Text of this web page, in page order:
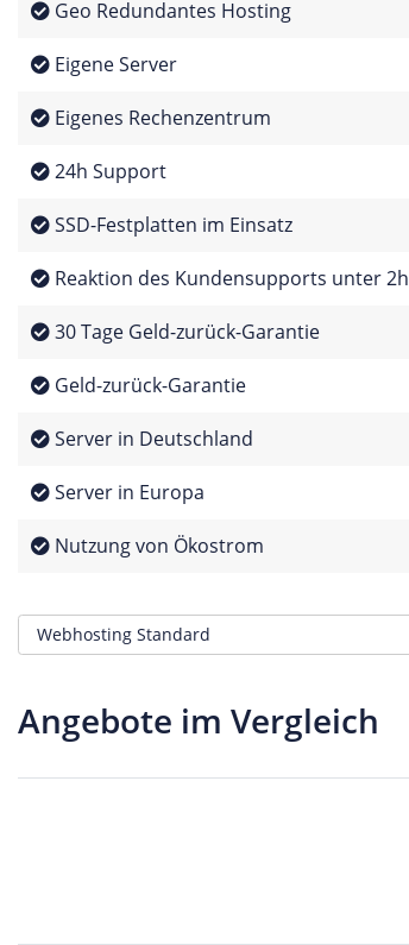
Geo Redundantes Hosting
Eigene Server
Eigenes Rechenzentrum
24h Support
SSD-Festplatten im Einsatz
Reaktion des Kundensupports unter 2h
30 Tage Geld-zurück-Garantie
Geld-zurück-Garantie
Server in Deutschland
Server in Europa
Nutzung von Ökostrom
Angebote im Vergleich